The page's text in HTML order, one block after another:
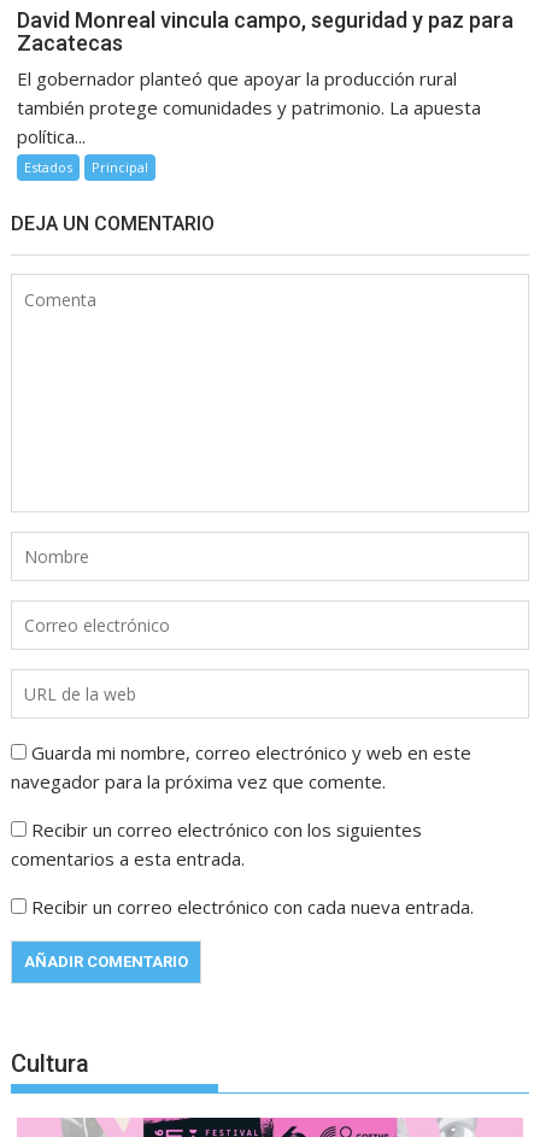
David Monreal vincula campo, seguridad y paz para
Zacatecas
El gobernador planteó que apoyar la producción rural
también protege comunidades y patrimonio. La apuesta
política...
Estados Principal
DEJA UN COMENTARIO
Guarda mi nombre, correo electrónico y web en este
navegador para la próxima vez que comente.
Recibir un correo electrónico con los siguientes
comentarios a esta entrada.
Recibir un correo electrónico con cada nueva entrada.
Cultura